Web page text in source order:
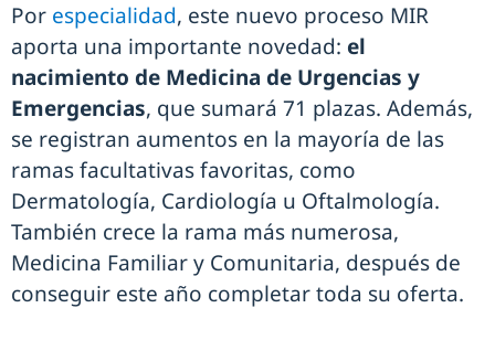
Por especialidad, este nuevo proceso MIR
aporta una importante novedad: el
nacimiento de Medicina de Urgencias y
Emergencias, que sumará 71 plazas. Además,
se registran aumentos en la mayoría de las
ramas facultativas favoritas, como
Dermatología, Cardiología u Oftalmología.
También crece la rama más numerosa,
Medicina Familiar y Comunitaria, después de
conseguir este año completar toda su oferta.